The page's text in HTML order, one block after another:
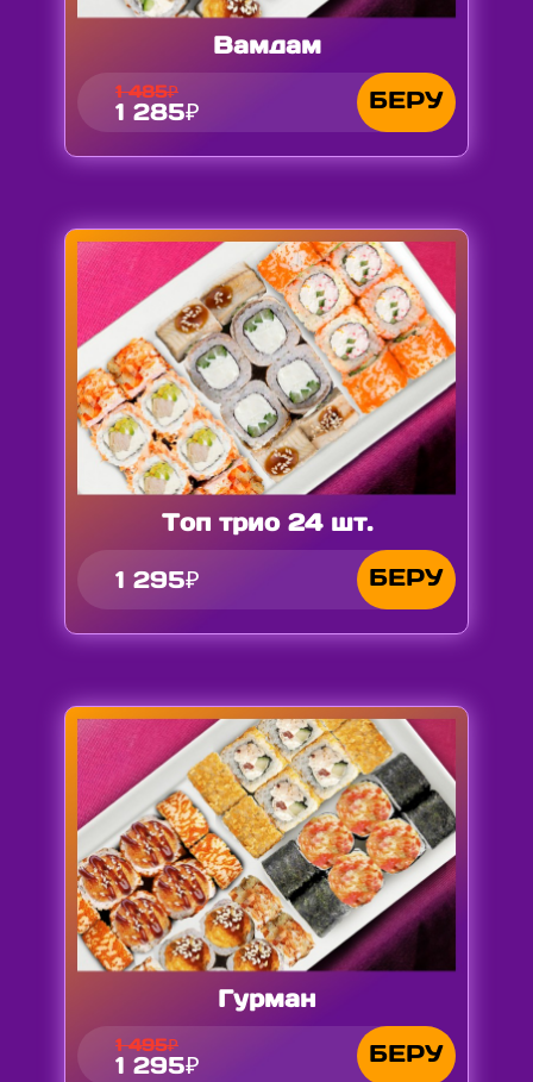
Вамдам
1 485₽
1 285₽ БЕРУ
Топ трио 24 шт.
1 295₽
БЕРУ
Гурман
1 495₽
1 295₽ БЕРУ